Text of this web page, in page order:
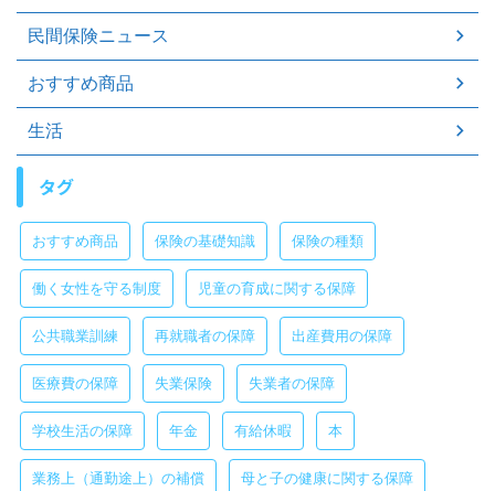
民間保険ニュース
おすすめ商品
生活
タグ
おすすめ商品 保険の基礎知識 保険の種類
働く女性を守る制度 児童の育成に関する保障
公共職業訓練 再就職者の保障 出産費用の保障
医療費の保障 失業保険 失業者の保障
学校生活の保障 年金 有給休暇 本
業務上（通勤途上）の補償 母と子の健康に関する保障